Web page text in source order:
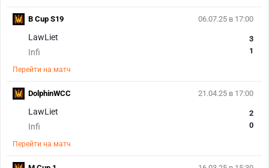
06.07.25 в 17:00
LawLiet
Infi
3
1
Перейти на матч
B Cup S19
21.04.25 в 17:00
LawLiet
Infi
2
0
Перейти на матч
DolphinWCC